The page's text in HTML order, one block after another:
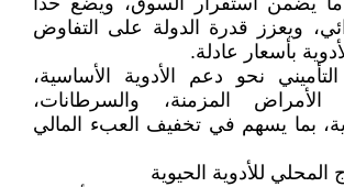
ويعزز قدرة الدولة على التفاوض
بأسعار عادلة.
نحو دعم الأدوية الأساسية،
المزمنة، والسرطانات،
بما يسهم في تخفيف العبء المالي
المحلي للأدوية الحيوية